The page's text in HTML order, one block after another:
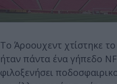
Το Άροουχεντ χτίστηκε
ήταν πάντα ένα γήπεδο
φιλοξενήσει